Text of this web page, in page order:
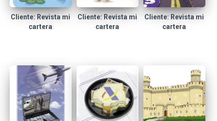
Cliente: Revista mi
cartera
Cliente: Revista mi
cartera
Cliente: Revista mi
cartera